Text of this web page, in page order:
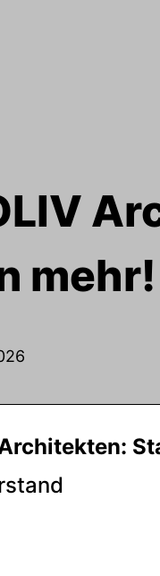
mehr!